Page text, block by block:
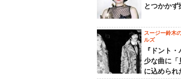
とつかかず
スージー鈴木
ルズ
『ドント
少な曲に「
に込められ